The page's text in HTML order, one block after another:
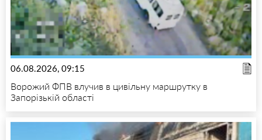
06.08.2026, 09:15
Ворожий ФПВ влучив в цивільну маршрутку в
Запорізькій області